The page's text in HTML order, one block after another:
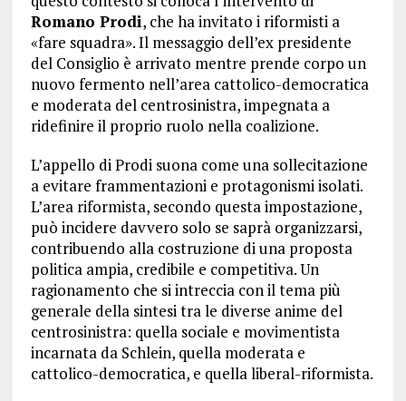
Romano Prodi, che ha invitato i riformisti a
«fare squadra». Il messaggio dell’ex presidente
del Consiglio è arrivato mentre prende corpo un
nuovo fermento nell’area cattolico-democratica
e moderata del centrosinistra, impegnata a
ridefinire il proprio ruolo nella coalizione.
L’appello di Prodi suona come una sollecitazione
a evitare frammentazioni e protagonismi isolati.
L’area riformista, secondo questa impostazione,
può incidere davvero solo se saprà organizzarsi,
contribuendo alla costruzione di una proposta
politica ampia, credibile e competitiva. Un
ragionamento che si intreccia con il tema più
generale della sintesi tra le diverse anime del
centrosinistra: quella sociale e movimentista
incarnata da Schlein, quella moderata e
cattolico-democratica, e quella liberal-riformista.